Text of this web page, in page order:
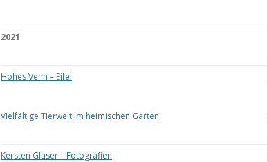
2021
Hohes Venn – Eifel
Vielfältige Tierwelt im heimischen Garten
Kersten Glaser – Fotografien